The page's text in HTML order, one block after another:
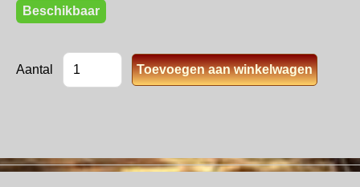
Beschikbaar
Aantal